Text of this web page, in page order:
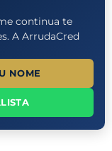
continua te
A ArrudaCred
NOME